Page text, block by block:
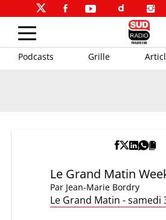
Podcasts Grille
Le Grand Matin
Par Jean-Marie Bordry
Le Grand Matin - samedi